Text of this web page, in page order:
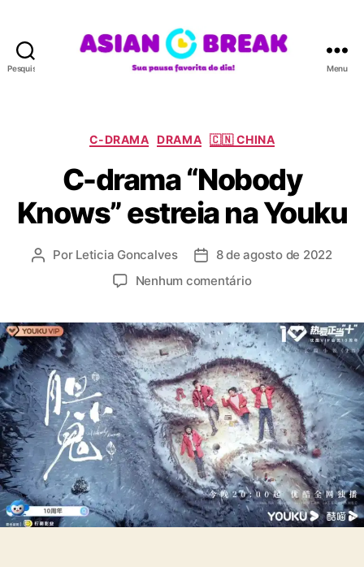
Pesquisar
A
B
E
A
Menu
C
g
o
a
C-DRAMA DRAMA 🇨🇳 CHINA
C-drama “Nobody
Knows” estreia na Youku
A
r
d
o
p
o
s
t
Por Leticia Goncalves
D
d
e
p
u
b
l
i
c
a
ç
ã
o
8 de agosto de 2022
Nenhum comentárioe
-
d
r
a
m
a
“
N
o
b
o
d